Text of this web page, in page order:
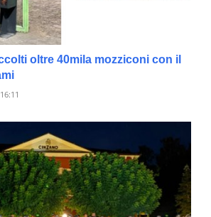
oltre 40mila mozziconi con il